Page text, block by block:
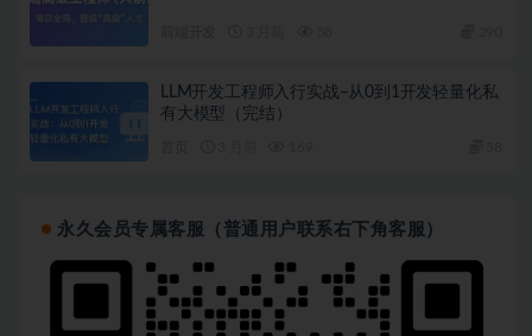
LLM开发工程师入行实战–从0到1开发轻量化私
有大模型（完结）
永久会员专属客服（普通用户联系右下角客服）